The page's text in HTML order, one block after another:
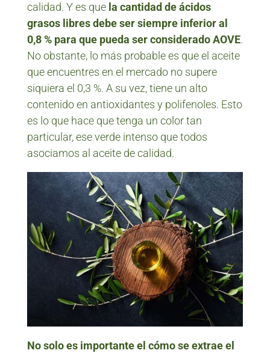
calidad. Y es que la cantidad de ácidos
grasos libres debe ser siempre inferior al
0,8 % para que pueda ser considerado AOVE.
No obstante, lo más probable es que el aceite
que encuentres en el mercado no supere
siquiera el 0,3 %. A su vez, tiene un alto
contenido en antioxidantes y polifenoles. Esto
es lo que hace que tenga un color tan
particular, ese verde intenso que todos
asociamos al aceite de calidad.
No solo es importante el cómo se extrae el